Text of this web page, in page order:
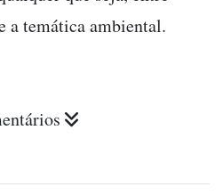
a temática ambiental.